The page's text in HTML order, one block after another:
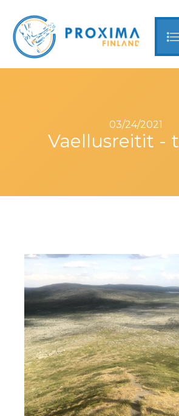
03/24/2021
Vaellusreitit -